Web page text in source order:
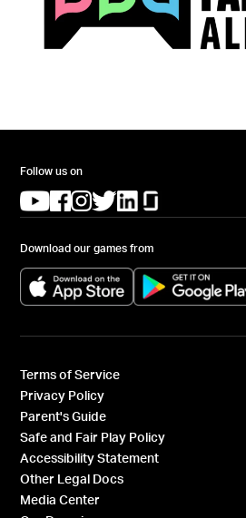
Follow us on
(opens in a new tab)
(opens in a new tab)
(opens in a new tab)
(opens in a new tab)
(opens in a new tab)
Download our games from
(opens in a new tab)
Terms of Service
Privacy Policy
Parent's Guide
Safe and Fair Play Policy
Accessibility Statement
Other Legal Docs
Media Center